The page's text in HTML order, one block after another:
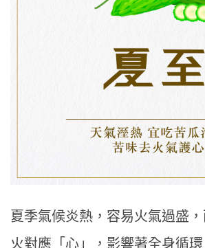
夏季氣候炎熱，容易火氣過盛
火對應「心」，影響著全身循